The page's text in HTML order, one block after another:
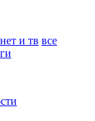
и тв все